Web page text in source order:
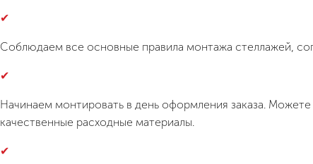
Соблюдаем все основные правила монтажа стеллажей,
Начинаем монтировать в день оформления заказа.
качественные расходные материалы.